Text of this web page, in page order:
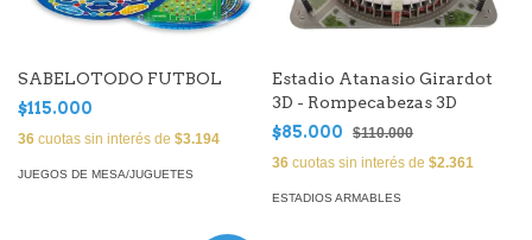
SABELOTODO FUTBOL
$115.000
36 cuotas sin interés de $3.194
JUEGOS DE MESA/JUGUETES
Estadio Atanasio Girardot
3D - Rompecabezas 3D
$85.000
$110.000
36 cuotas sin interés de $2.361
ESTADIOS ARMABLES